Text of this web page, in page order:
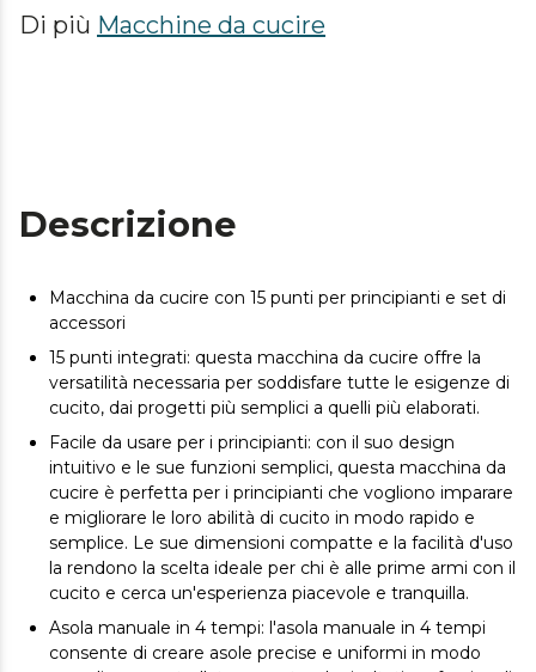
Di più Macchine da cucire
Descrizione
Macchina da cucire con 15 punti per principianti e set di
accessori
15 punti integrati: questa macchina da cucire offre la
versatilità necessaria per soddisfare tutte le esigenze di
cucito, dai progetti più semplici a quelli più elaborati.
Facile da usare per i principianti: con il suo design
intuitivo e le sue funzioni semplici, questa macchina da
cucire è perfetta per i principianti che vogliono imparare
e migliorare le loro abilità di cucito in modo rapido e
semplice. Le sue dimensioni compatte e la facilità d'uso
la rendono la scelta ideale per chi è alle prime armi con il
cucito e cerca un'esperienza piacevole e tranquilla.
Asola manuale in 4 tempi: l'asola manuale in 4 tempi
consente di creare asole precise e uniformi in modo